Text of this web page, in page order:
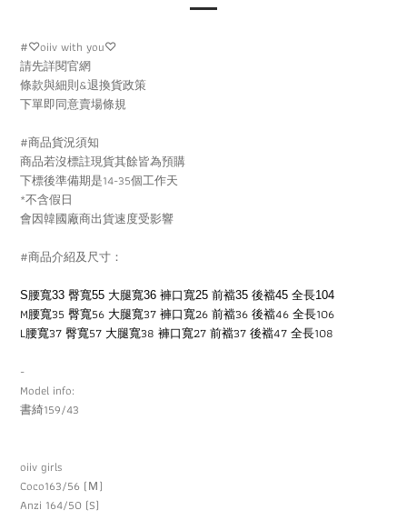
#♡oiiv with you♡
請先詳閱官網
條款與細則&退換貨政策
下單即同意賣場條規
#商品貨況須知
商品若沒標註現貨其餘皆為預購
下標後準備期是14-35個工作天
*不含假日
會因韓國廠商出貨速度受影響
#商品介紹及尺寸：
S腰寬33 臀寬55 大腿寬36 褲口寬25 前襠35 後襠45 全長104
M腰寬35 臀寬56 大腿寬37 褲口寬26 前襠36 後襠46 全長106
L腰寬37 臀寬57 大腿寬38 褲口寬27 前襠37 後襠47 全長108
-
Model info:
書綺159/43
oiiv girls
Coco163/56 (Ｍ)
Anzi 164/50 (S)